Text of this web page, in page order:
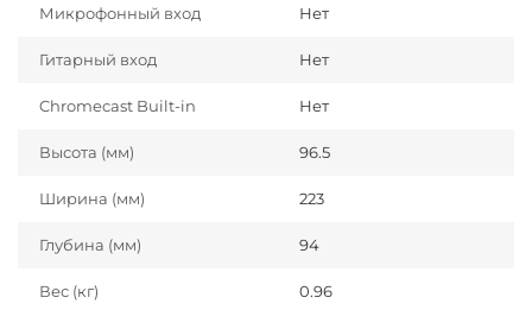
Микрофонный вход Нет
Гитарный вход Нет
Chromecast Built-in Нет
Высота (мм) 96.5
Ширина (мм) 223
Глубина (мм) 94
Вес (кг) 0.96